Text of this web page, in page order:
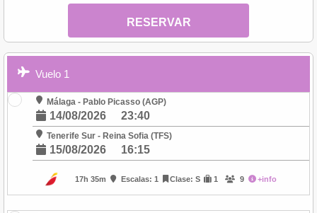
RESERVAR
Vuelo 1
Málaga - Pablo Picasso (AGP)
14/08/2026 23:40
Tenerife Sur - Reina Sofia (TFS)
15/08/2026 16:15
17h 35m Escalas: 1 Clase: S 1 9 +info